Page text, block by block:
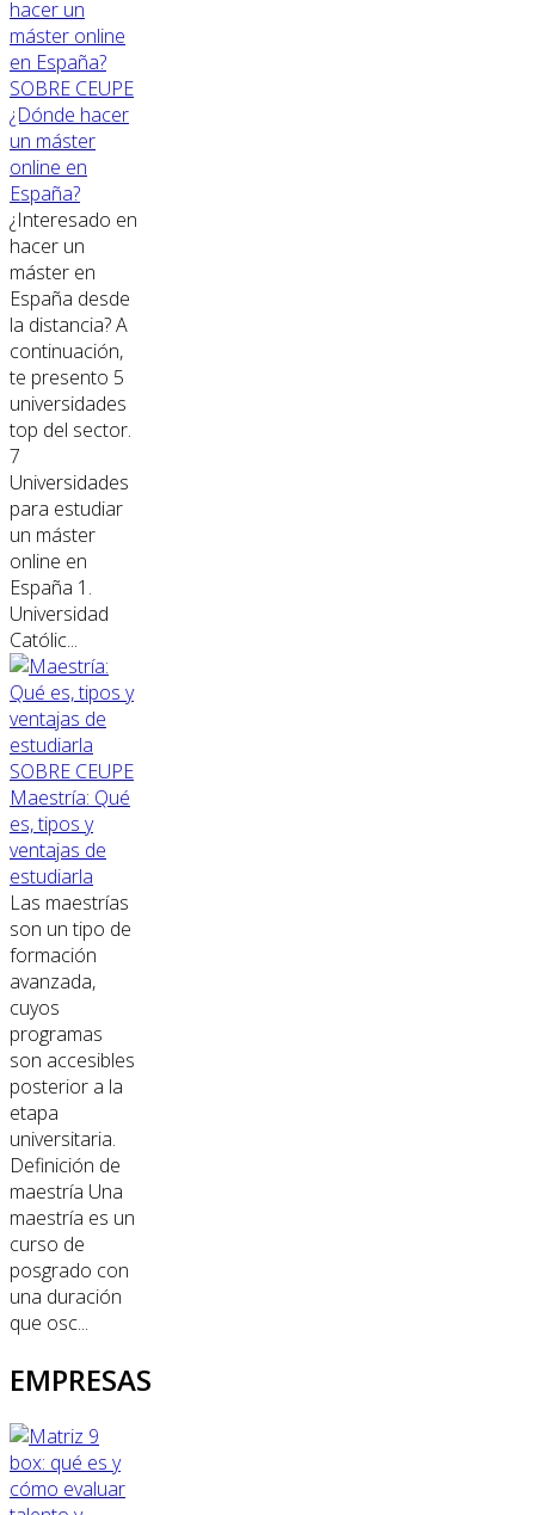
SOBRE CEUPE
¿Dónde hacer
un máster
online en
España?
¿Interesado en
hacer un
máster en
España desde
la distancia? A
continuación,
te presento 5
universidades
top del sector.
7
Universidades
para estudiar
un máster
online en
España 1.
Universidad
Católic...
SOBRE CEUPE
Maestría: Qué
es, tipos y
ventajas de
estudiarla
Las maestrías
son un tipo de
formación
avanzada,
cuyos
programas
son accesibles
posterior a la
etapa
universitaria.
Definición de
maestría Una
maestría es un
curso de
posgrado con
una duración
que osc...
EMPRESAS